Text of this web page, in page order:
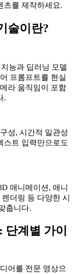
츠를 제작하세요.
술이란?
능과 딥러닝 모델
프롬프트를 현실
라 움직임이 포함
.
성, 시간적 일관성
스트 입력만으로도
애니메이션, 애니
더링 등 다양한 시
춥니다.
계별 가이
어를 전문 영상으